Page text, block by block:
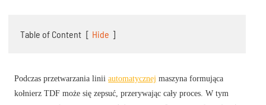
Table of Content [ Hide ]
Podczas przetwarzania liniiautomatycznej maszyna formująca
kołnierz TDF może się zepsuć, przerywając cały proces. W tym